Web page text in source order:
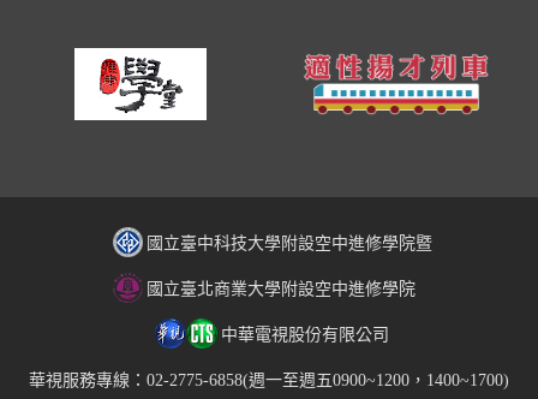
國立臺中科技大學附設空中進修學院暨
國立臺北商業大學附設空中進修學院
中華電視股份有限公司
華視服務專線：02-2775-6858(週一至週五0900~1200，1400~1700)